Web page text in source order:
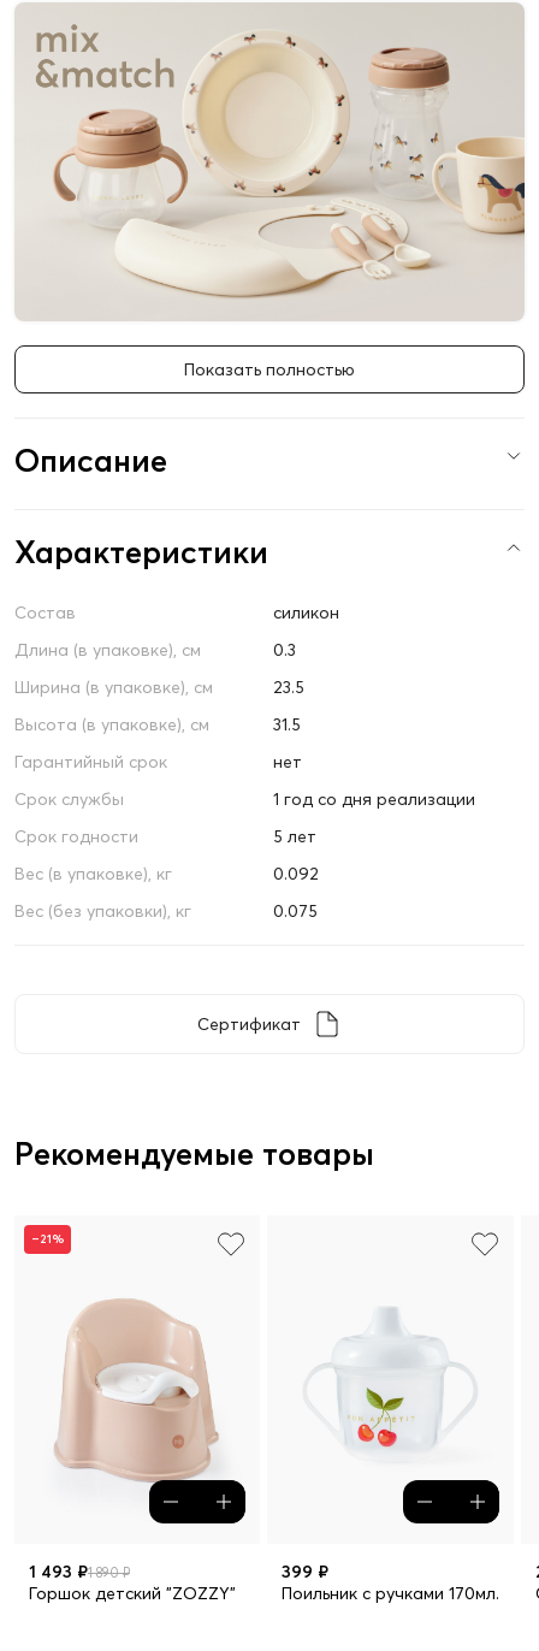
Показать полностью
Описание
Характеристики
Состав
силикон
Длина (в упаковке), см
0.3
Ширина (в упаковке), см
23.5
Высота (в упаковке), см
31.5
Гарантийный срок
нет
Срок службы
1 год со дня реализации
Срок годности
5 лет
Вес (в упаковке), кг
0.092
Вес (без упаковки), кг
0.075
Сертификат
Рекомендуемые товары
–21%
1 493 ₽1 890 ₽
Горшок детский "ZOZZY"
399 ₽
Поильник с ручками 170мл.